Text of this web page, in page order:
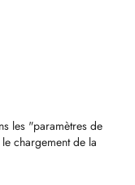
les "paramètres de
chargement de la